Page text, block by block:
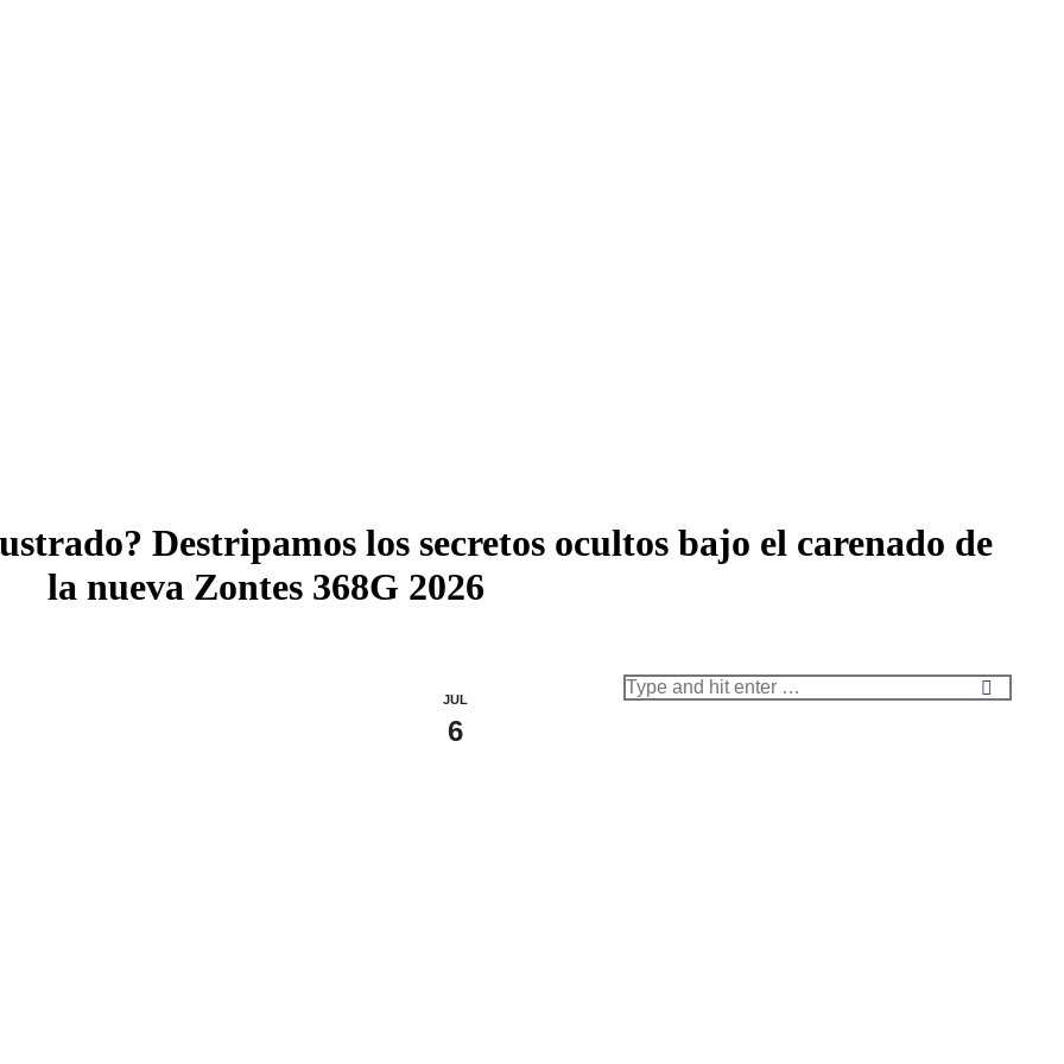
Destripamos los secretos ocultos bajo el carenado de
la nueva Zontes 368G 2026
JUL
6
Search: